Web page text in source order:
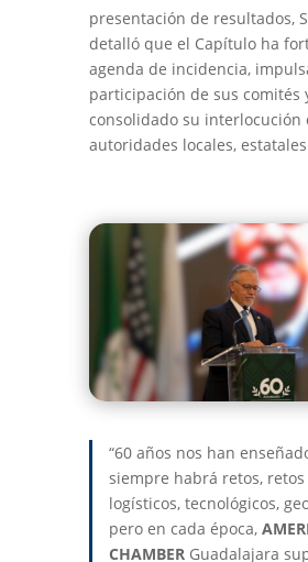
presentación de resultados,
detalló que el Capítulo ha
agenda de incidencia,
participación de sus comités
consolidado su interlocución
autoridades locales,
“60 años nos han
siempre habrá retos,
logísticos, tecnológicos,
pero en cada época,
CHAMBER Guadalajara